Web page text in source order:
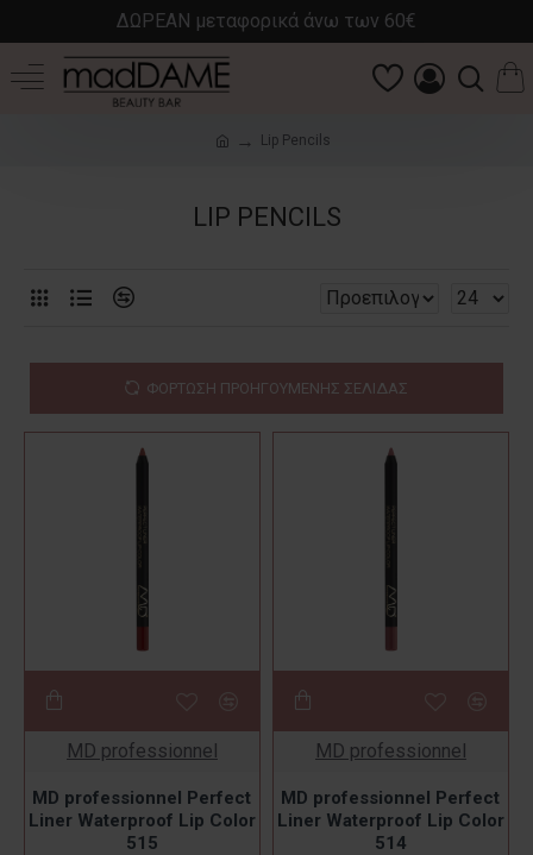
ΔΩΡΕΑΝ μεταφορικά άνω των 60€
Lip Pencils
LIP PENCILS
ΦΌΡΤΩΣΗ ΠΡΟΗΓΟΎΜΕΝΗΣ ΣΕΛΊΔΑΣ
MD professionnel
MD professionnel Perfect
Liner Waterproof Lip Color
515
MD professionnel
MD professionnel Perfect
Liner Waterproof Lip Color
514